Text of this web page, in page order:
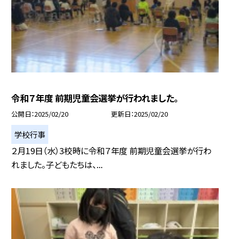
令和７年度 前期児童会選挙が行われました。
公開日 2025/02/20 更新日 2025/02/20
学校行事
２月19日（水）3校時に令和７年度 前期児童会選挙が行わ
れました。子どもたちは、...